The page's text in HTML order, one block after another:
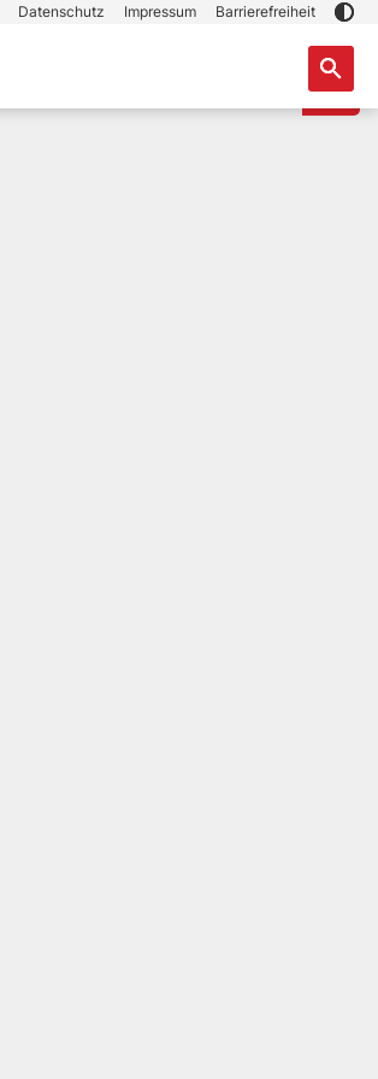
Datenschutz Impressum Barrierefreiheit